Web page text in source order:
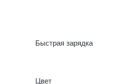
Быстрая зарядка
Цвет